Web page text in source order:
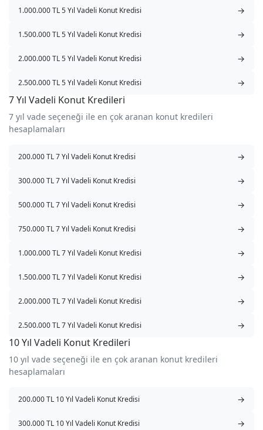
1.000.000 TL 5 Yıl Vadeli Konut Kredisi →
1.500.000 TL 5 Yıl Vadeli Konut Kredisi →
2.000.000 TL 5 Yıl Vadeli Konut Kredisi →
2.500.000 TL 5 Yıl Vadeli Konut Kredisi →
7 Yıl Vadeli Konut Kredileri
7 yıl vade seçeneği ile en çok aranan konut kredileri
hesaplamaları
200.000 TL 7 Yıl Vadeli Konut Kredisi →
300.000 TL 7 Yıl Vadeli Konut Kredisi →
500.000 TL 7 Yıl Vadeli Konut Kredisi →
750.000 TL 7 Yıl Vadeli Konut Kredisi →
1.000.000 TL 7 Yıl Vadeli Konut Kredisi →
1.500.000 TL 7 Yıl Vadeli Konut Kredisi →
2.000.000 TL 7 Yıl Vadeli Konut Kredisi →
2.500.000 TL 7 Yıl Vadeli Konut Kredisi →
10 Yıl Vadeli Konut Kredileri
10 yıl vade seçeneği ile en çok aranan konut kredileri
hesaplamaları
200.000 TL 10 Yıl Vadeli Konut Kredisi →
300.000 TL 10 Yıl Vadeli Konut Kredisi →